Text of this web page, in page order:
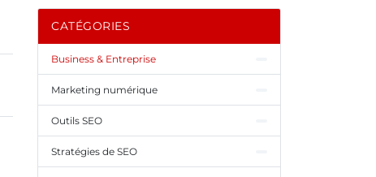
CATÉGORIES
Business & Entreprise
Marketing numérique
Outils SEO
Stratégies de SEO